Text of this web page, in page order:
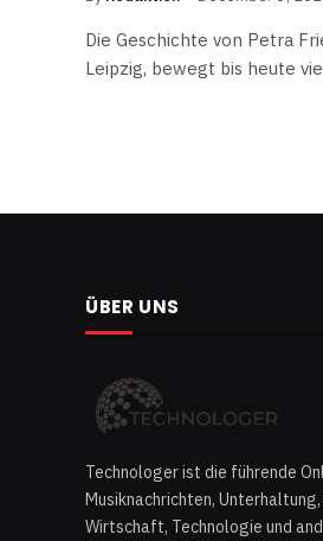
Die Geschichte von Petra
Leipzig, bewegt bis heute
ÜBER UNS
Technologer ist die führende
Musiknachrichten,
Wirtschaft, Technologie und